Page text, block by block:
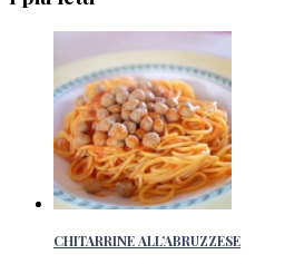
CHITARRINE ALL’ABRUZZESE